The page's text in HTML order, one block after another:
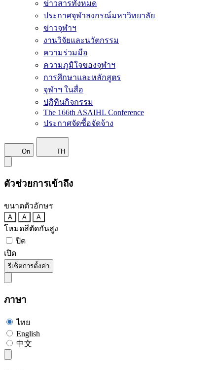
ข่าวสารทั้งหมด
ประกาศจุฬาลงกรณ์มหาวิทยาลัย
ข่าวจุฬาฯ
งานวิจัยและนวัตกรรม
ความร่วมมือ
ความภูมิใจของจุฬาฯ
การศึกษาและหลักสูตร
จุฬาฯ ในสื่อ
ปฏิทินกิจกรรม
The 166th ASAIHL Conference
ประกาศจัดซื้อจัดจ้าง
On TH
ตัวช่วยการเข้าถึง
ขนาดตัวอักษร
A A A
โหมดสีตัดกันสูง
ปิด
เปิด
รีเซ็ตการตั้งค่า
ภาษา
ไทย
English
中文